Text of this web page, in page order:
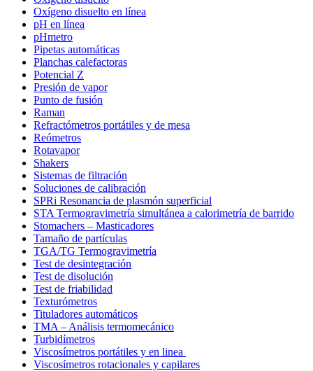
Oxígeno disuelto en línea
pH en línea
pHmetro
Pipetas automáticas
Planchas calefactoras
Potencial Z
Presión de vapor
Punto de fusión
Raman
Refractómetros portátiles y de mesa
Reómetros
Rotavapor
Shakers
Sistemas de filtración
Soluciones de calibración
SPRi Resonancia de plasmón superficial
STA Termogravimetría simultánea a calorimetría de barrido
Stomachers – Masticadores
Tamaño de partículas
TGA/TG Termogravimetría
Test de desintegración
Test de disolución
Test de friabilidad
Texturómetros
Tituladores automáticos
TMA – Análisis termomecánico
Turbidímetros
Viscosímetros portátiles y en linea
Viscosímetros rotacionales y capilares